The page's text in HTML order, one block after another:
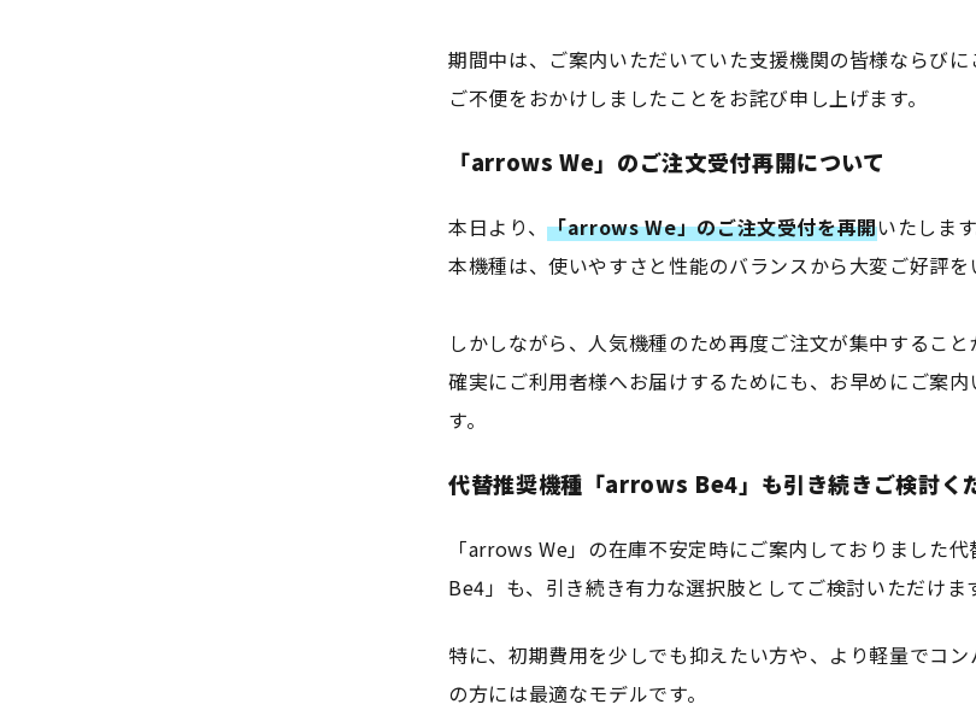
期間中は、ご案内いただいていた支援機関の皆様ならび
ご不便をおかけしましたことをお詫び申し上げます。
「arrows We」のご注文受付再開について
本日より、「arrows We」のご注文受付を再開いたします
本機種は、使いやすさと性能のバランスから大変ご好評を
しかしながら、人気機種のため再度ご注文が集中すること
確実にご利用者様へお届けするためにも、お早めにご案
す。
代替推奨機種「arrows Be4」も引き続きご検討く
「arrows We」の在庫不安定時にご案内しておりました
Be4」も、引き続き有力な選択肢としてご検討いただけま
特に、初期費用を少しでも抑えたい方や、より軽量でコ
の方には最適なモデルです。